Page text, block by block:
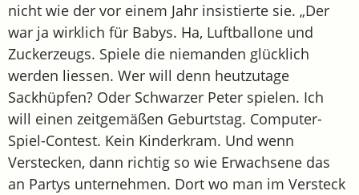
nicht wie der vor einem Jahr insistierte sie. „Der
war ja wirklich für Babys. Ha, Luftballone und
Zuckerzeugs. Spiele die niemanden glücklich
werden liessen. Wer will denn heutzutage
Sackhüpfen? Oder Schwarzer Peter spielen. Ich
will einen zeitgemäßen Geburtstag. Computer-
Spiel-Contest. Kein Kinderkram. Und wenn
Verstecken, dann richtig so wie Erwachsene das
an Partys unternehmen. Dort wo man im Versteck